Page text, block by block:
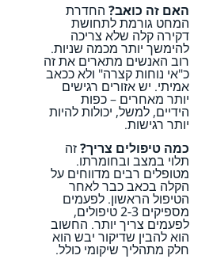
האם זה כואב? החדרת
המחט גורמת לתחושת
דקירה קלה שלא צריכה
להימשך יותר מכמה שניות.
רוב האנשים מתארים את זה
כ"אי נוחות קצרה" ולא ככאב
אמיתי. יש אזורים רגישים
יותר מאחרים – כפות
הידיים, למשל, יכולות להיות
יותר רגישות.
כמה טיפולים צריך?זה
תלוי במצב ובחומרתו.
מטופלים רבים מדווחים על
הקלה בכאב כבר לאחר
הטיפול הראשון. לפעמים
מספיקים 2-3 טיפולים,
לפעמים צריך יותר. החשוב
הוא להבין שדיקור יבש הוא
חלק מתהליך שיקומי כולל.